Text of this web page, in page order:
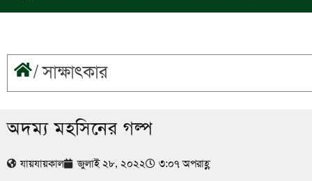
/সাক্ষাৎকার
অদম্য মহসিনের গল্প
যায়যায়কাল জুলাই ২৮, ২০২২ ৩:০৭ অপরাহ্ণ